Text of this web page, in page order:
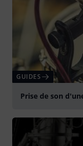
GUIDES
Prise de son